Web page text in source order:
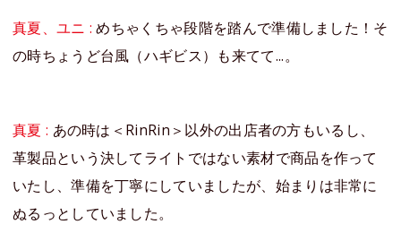
真夏、ユニ :めちゃくちゃ段階を踏んで準備しました！そ
の時ちょうど台風（ハギビス）も来てて...。
真夏 : あの時は＜RinRin＞以外の出店者の方もいるし、
革製品という決してライトではない素材で商品を作って
いたし、準備を丁寧にしていましたが、始まりは非常に
ぬるっとしていました。